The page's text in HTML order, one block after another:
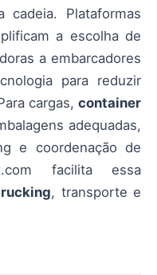
cadeia. Plataformas
a escolha de
a embarcadores
para reduzir
cargas, container
adequadas,
e coordenação de
facilita essa
, transporte e